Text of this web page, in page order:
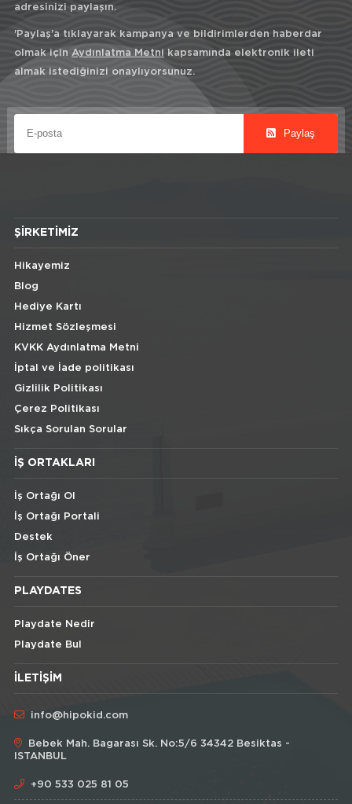
adresinizi paylaşın.
'Paylaş'a tıklayarak kampanya ve bildirimlerden haberdar
olmak için Aydınlatma Metni kapsamında elektronik ileti
almak istediğinizi onaylıyorsunuz.
Paylaş
ŞIRKETIMIZ
Hikayemiz
Blog
Hediye Kartı
Hizmet Sözleşmesi
KVKK Aydınlatma Metni
İptal ve İade politikası
Gizlilik Politikası
Çerez Politikası
Sıkça Sorulan Sorular
İŞ ORTAKLARI
İş Ortağı Ol
İş Ortağı Portali
Destek
İş Ortağı Öner
PLAYDATES
Playdate Nedir
Playdate Bul
İLETIŞIM
info@hipokid.com
Bebek Mah. Bagarası Sk. No:5/6 34342 Besiktas -
ISTANBUL
+90 533 025 81 05